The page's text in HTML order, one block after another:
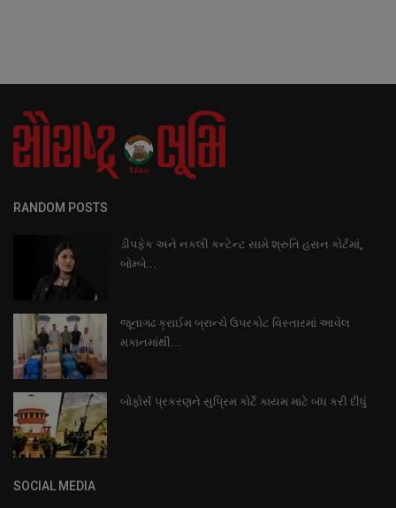
RANDOM POSTS
ડીપફેક અને નકલી કન્ટેન્ટ સામે શ્રુતિ હસન કોર્ટમાં,
બોમ્બે...
જૂનાગઢ ક્રાઈમ બ્રાન્ચે ઉપરકોટ વિસ્તારમાં આવેલ
મકાનમાંથી...
બોફોર્સ પ્રકરણને સુપ્રિમ કોર્ટે કાયમ માટે બંધ કરી દીધું
SOCIAL MEDIA